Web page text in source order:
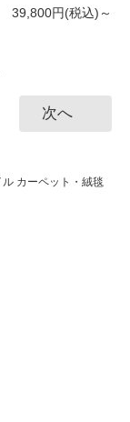
39,800円(税込)～
次へ
カーペット・絨毯